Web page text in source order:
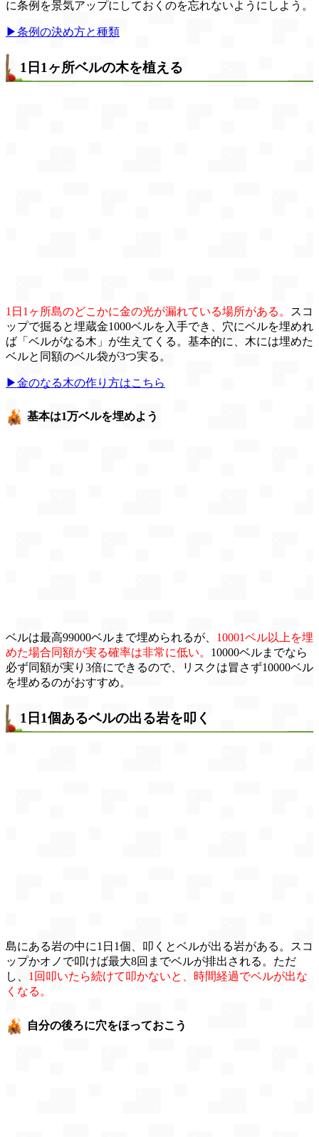
に条例を景気アップにしておくのを忘れないようにしよう。
▶条例の決め方と種類
1日1ヶ所ベルの木を植える
1日1ヶ所島のどこかに金の光が漏れている場所がある。
スコ
ップで掘ると埋蔵金1000ベルを入手でき、穴にベルを埋めれ
ば「ベルがなる木」が生えてくる。基本的に、木には埋めた
ベルと同額のベル袋が3つ実る。
▶金のなる木の作り方はこちら
基本は1万ベルを埋めよう
ベルは最高99000ベルまで埋められるが、 10001ベル以上を埋
めた場合同額が実る確率は非常に低い。 10000ベルまでなら
必ず同額が実り3倍にできるので、リスクは冒さず10000ベル
を埋めるのがおすすめ。
1日1個あるベルの出る岩を叩く
島にある岩の中に1日1個、叩くとベルが出る岩がある。スコ
ップかオノで叩けば最大8回までベルが排出される。ただ
し、 1回叩いたら続けて叩かないと、時間経過でベルが出な
くなる。
自分の後ろに穴をほっておこう